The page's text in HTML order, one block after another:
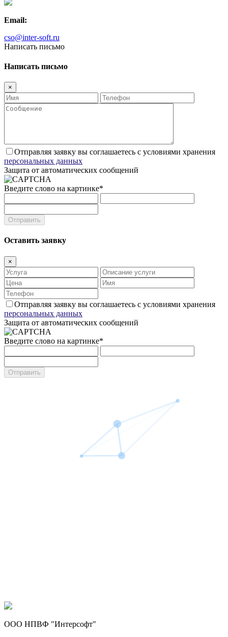
Email:
cso@inter-soft.ru
Написать письмо
Написать письмо
×
Отправляя заявку вы соглашаетесь с условиями хранения
персональных данных
Защита от автоматических сообщений
Введите слово на картинке*
Оставить заявку
×
Отправляя заявку вы соглашаетесь с условиями хранения
персональных данных
Защита от автоматических сообщений
Введите слово на картинке*
ООО НПВФ "Интерсофт"